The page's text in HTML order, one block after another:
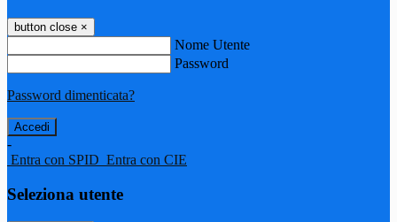
button close ×
Nome Utente
Password
Password dimenticata?
-
Entra con SPID Entra con CIE
Seleziona utente